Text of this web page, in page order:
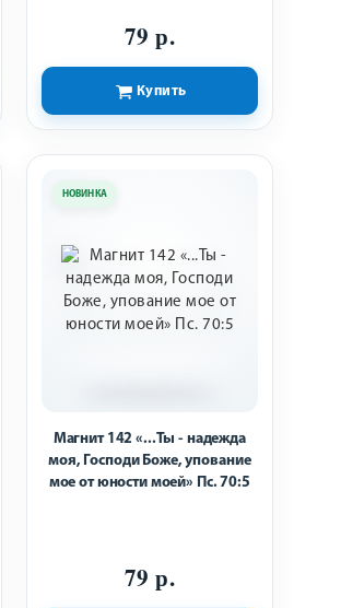
79 р.
Купить
НОВИНКА
Магнит 142 «...Ты - надежда
моя, Господи Боже, упование
мое от юности моей» Пс. 70:5
79 р.